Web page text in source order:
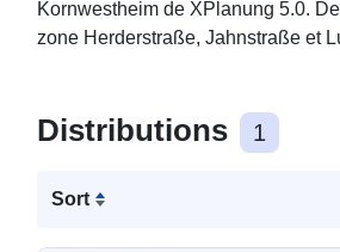
Kornwestheim de XPlanung 5.0.
zone Herderstraße, Jahnstraße et
Distributions 1
Sort